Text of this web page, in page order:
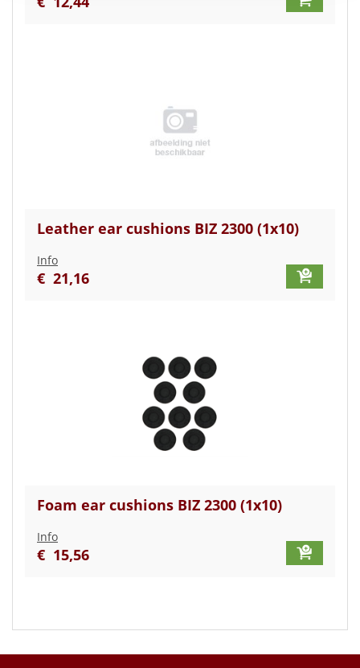
Leather ear cushions BIZ 2300 (1x10)
Info
€ 21,16
Foam ear cushions BIZ 2300 (1x10)
Info
€ 15,56